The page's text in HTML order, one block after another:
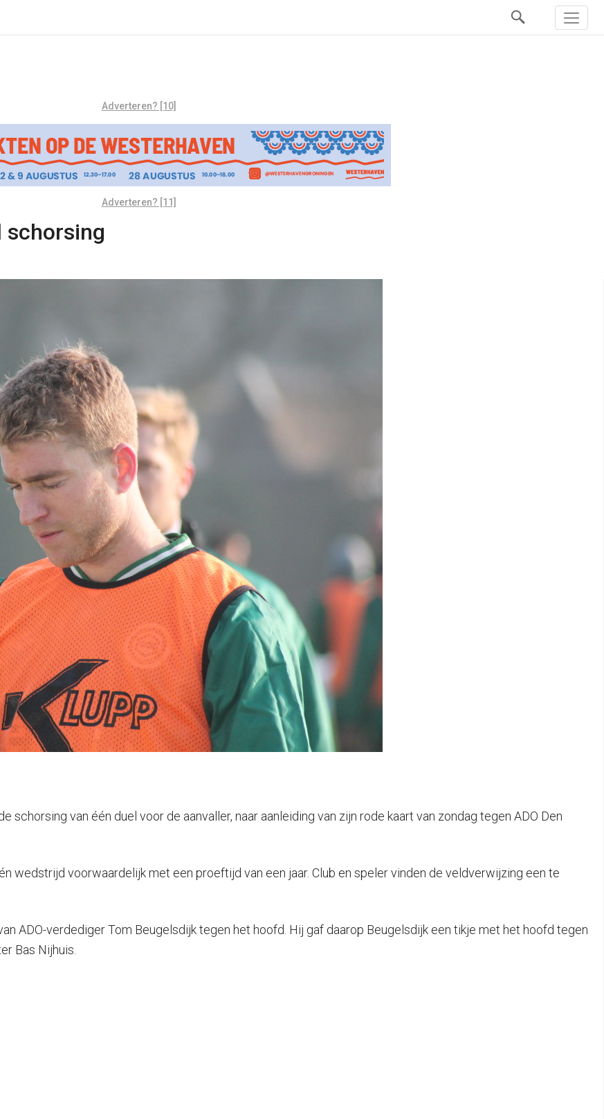
Adverteren? [10]
Adverteren? [11]
schorsing
schorsing van één duel voor de aanvaller, naar aanleiding van zijn rode kaart van zondag tegen ADO Den
wedstrijd voorwaardelijk met een proeftijd van een jaar. Club en speler vinden de veldverwijzing een te
ADO-verdediger Tom Beugelsdijk tegen het hoofd. Hij gaf daarop Beugelsdijk een tikje met het hoofd tegen
Bas Nijhuis.